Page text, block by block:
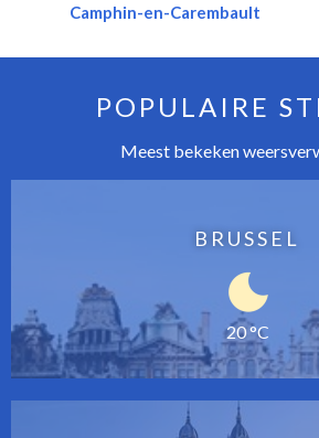
Camphin-en-Carembault
POPULAIRE
Meest bekeken
BRUSSEL
20 °C